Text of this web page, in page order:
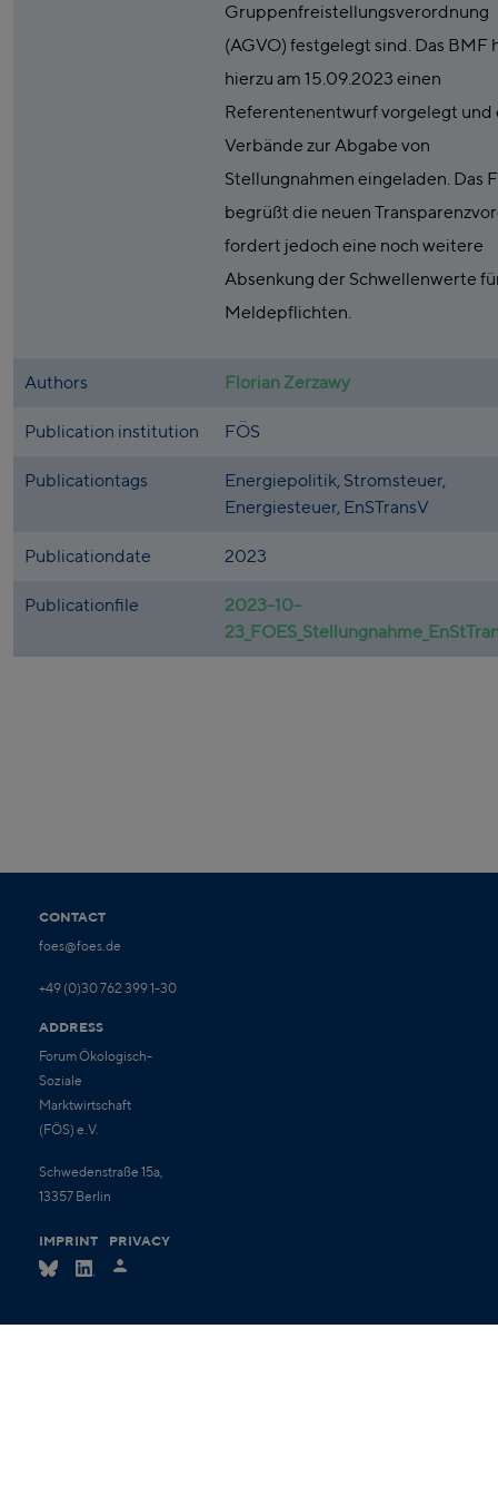
Gruppenfreistellungsverordnung
(AGVO) festgelegt sind. Das BMF
hierzu am 15.09.2023 einen
Referentenentwurf vorgelegt und
Verbände zur Abgabe von
Stellungnahmen eingeladen. Das
begrüßt die neuen
fordert jedoch eine noch weitere
Absenkung der Schwellenwerte
Meldepflichten.
Authors Florian Zerzawy
Publication institution FÖS
Publicationtags
Energiepolitik, Stromsteuer,
Energiesteuer, EnSTransV
Publicationdate 2023
Publicationfile
2023-10-
CONTACT
foes@foes.de
+49 (0)30 762 399 1-30
ADDRESS
Forum Ökologisch-
Soziale
Marktwirtschaft
(FÖS) e.V.
Schwedenstraße 15a,
13357 Berlin
IMPRINT PRIVACY